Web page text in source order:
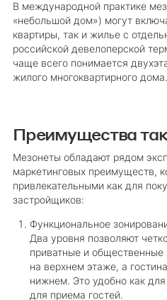
В международной практике
«небольшой дом») могут
квартиры, так и жилье с
российской девелоперской
чаще всего понимается
жилого многоквартирного дома.
Преимущества
Мезонеты обладают рядом
маркетинговых преимуществ,
привлекательными как для
застройщиков:
Функциональное
Два уровня позволяют
приватные и
на верхнем этаже, а
нижнем. Это удобно как
для приема гостей.